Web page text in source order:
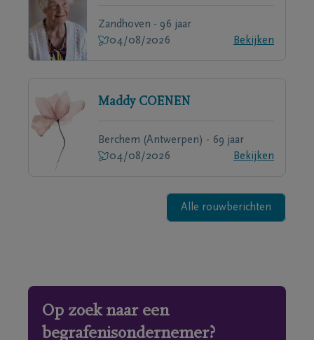
Zandhoven - 96 jaar
04/08/2026
Bekijken
Maddy COENEN
Berchem (Antwerpen) - 69 jaar
04/08/2026
Bekijken
Alle rouwberichten
Op zoek naar een
begrafenisondernemer?